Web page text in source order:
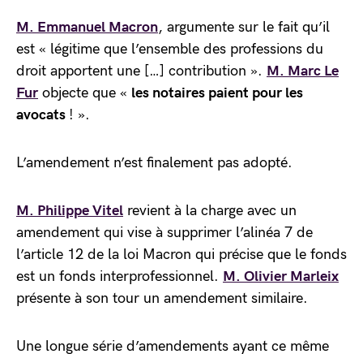
M. Emmanuel Macron, argumente sur le fait qu’il
est « légitime que l’ensemble des professions du
droit apportent une […] contribution ». M. Marc Le
Furobjecte que « les notaires paient pour les
avocats ! ».
L’amendement n’est finalement pas adopté.
M. Philippe Vitel revient à la charge avec un
amendement qui vise à supprimer l’alinéa 7 de
l’article 12 de la loi Macron qui précise que le fonds
est un fonds interprofessionnel. M. Olivier Marleix
présente à son tour un amendement similaire.
Une longue série d’amendements ayant ce même